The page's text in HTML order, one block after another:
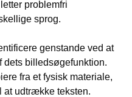
problemfri
sprog.
genstande ved at
billedsøgefunktion.
fra et fysisk materiale,
at udtrække teksten.